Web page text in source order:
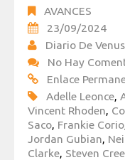
AVANCES
23/09/2024
Diario De
No Hay
Enlace
Adelle Leonce,
Vincent Rhoden,
Saco, Frankie Corio
Jordan Gubian,
Clarke, Steven Cree